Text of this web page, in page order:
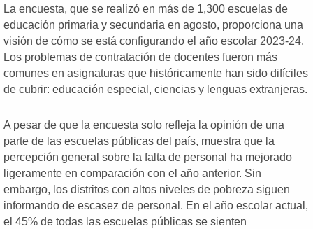
La encuesta, que se realizó en más de 1,300 escuelas de
educación primaria y secundaria en agosto, proporciona una
visión de cómo se está configurando el año escolar 2023-24.
Los problemas de contratación de docentes fueron más
comunes en asignaturas que históricamente han sido difíciles
de cubrir: educación especial, ciencias y lenguas extranjeras.
A pesar de que la encuesta solo refleja la opinión de una
parte de las escuelas públicas del país, muestra que la
percepción general sobre la falta de personal ha mejorado
ligeramente en comparación con el año anterior. Sin
embargo, los distritos con altos niveles de pobreza siguen
informando de escasez de personal. En el año escolar actual,
el 45% de todas las escuelas públicas se sienten